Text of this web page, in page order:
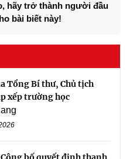
hãy trở thành người đầu
bài biết này!
Tổng Bí thư, Chủ tịch
xếp trường học